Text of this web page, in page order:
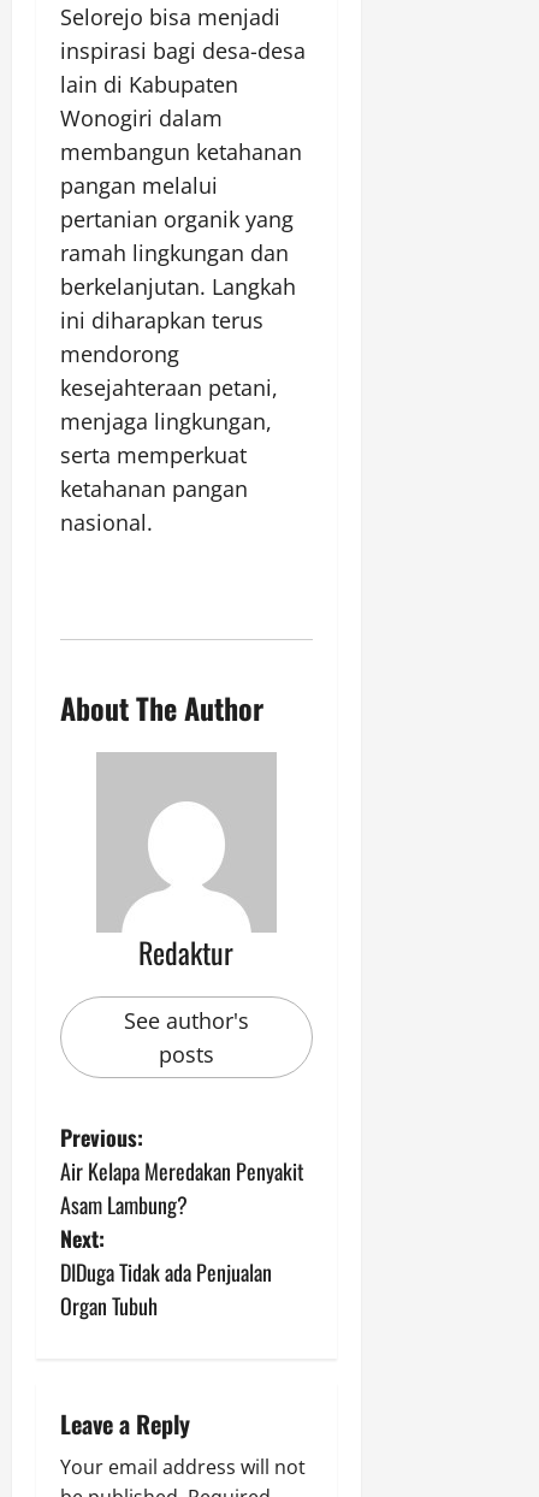
Selorejo bisa menjadi
inspirasi bagi desa-desa
lain di Kabupaten
Wonogiri dalam
membangun ketahanan
pangan melalui
pertanian organik yang
ramah lingkungan dan
berkelanjutan. Langkah
ini diharapkan terus
mendorong
kesejahteraan petani,
menjaga lingkungan,
serta memperkuat
ketahanan pangan
nasional.
About The Author
Redaktur
See author's
posts
P
o
s
t
v
Previous:
Air Kelapa Meredakan Penyakit
Asam Lambung?
Next:
DIDuga Tidak ada Penjualan
Organ Tubuh
Leave a Reply
Your email address will not